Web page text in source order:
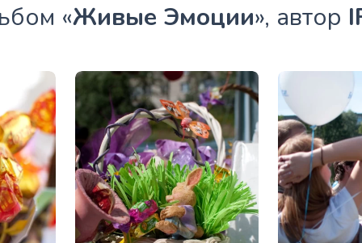
«Живые Эмоции», автор